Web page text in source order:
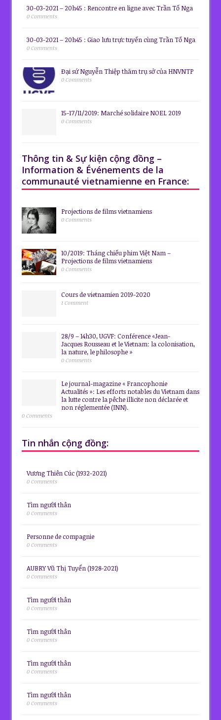
30-03-2021 – 20h45 : Rencontre en ligne avec Trần Tố Nga
0 Comments
30-03-2021 – 20h45 : Giao lưu trực tuyến cùng Trần Tố Nga
0 Comments
Đại sứ Nguyễn Thiệp thăm trụ sở của HNVNTP
0 Comments
15-17/11/2019: Marché solidaire NOEL 2019
0 Comments
Thông tin & Sự kiện cộng đồng –
Information & Événements de la
communauté vietnamienne en France:
Projections de films vietnamiens
0 Comments
10/2019: Tháng chiếu phim Việt Nam –
Projections de films vietnamiens
0 Comments
Cours de vietnamien 2019-2020
1 Comment
28/9 – 14h30, UGVF: Conférence «Jean-
Jacques Rousseau et le Vietnam: la colonisation,
la nature, le philosophe »
0 Comments
Le journal-magazine « Francophonie
Actualités »: Les efforts notables du Vietnam dans
la lutte contre la pêche illicite non déclarée et
non réglementée (INN).
0 Comments
Tin nhắn cộng đồng:
Vương Thiên Cúc (1932-2021)
0 Comments
Tìm người thân
0 Comments
Personne de compagnie
0 Comments
AUBRY Vũ Thị Tuyển (1928-2021)
0 Comments
Tìm người thân
0 Comments
Tìm người thân
0 Comments
Tìm người thân
0 Comments
Tìm người thân
0 Comments